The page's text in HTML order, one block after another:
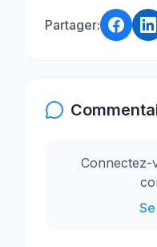
Partager:
Connectez-